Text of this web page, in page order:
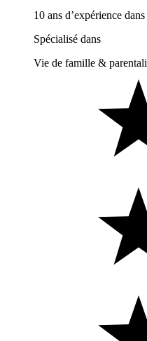
10 ans d’expérience
Spécialisé dans
Vie de famille &